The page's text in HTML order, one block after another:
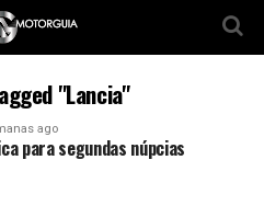
"Lancia"
ago
para segundas núpcias